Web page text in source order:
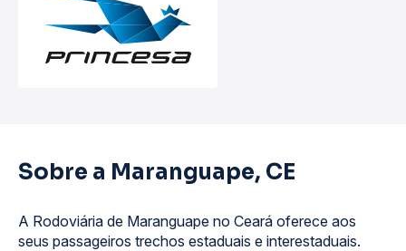
Sobre a Maranguape, CE
A Rodoviária de Maranguape no Ceará oferece aos
seus passageiros trechos estaduais e interestaduais.